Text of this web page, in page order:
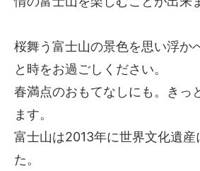
桜舞う富士山の景色を思い浮か
と時をお過ごしください。
春満点のおもてなしにも。きっ
ます。
富士山は2013年に世界文化遺産
た。